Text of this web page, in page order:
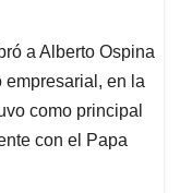
a Alberto Ospina
empresarial, en la
como principal
con el Papa